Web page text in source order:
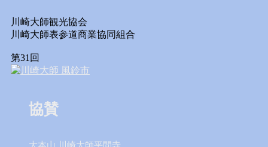
川崎大師観光協会
川崎大師表参道商業協同組合
第31回
協賛
大本山 川崎大師平間寺